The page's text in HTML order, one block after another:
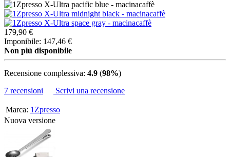
179,90 €
Imponibile: 147,46 €
Non più disponibile
Recensione complessiva: 4.9 (98%)
7 recensioni
Scrivi una recensione
Marca: 1Zpresso
Nuova versione